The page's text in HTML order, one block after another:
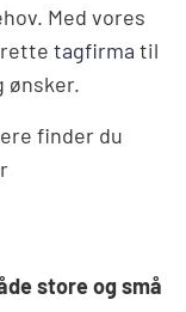
Med vores
tagfirma til
ønsker.
finder du
store og små